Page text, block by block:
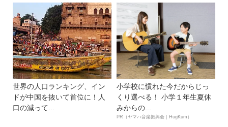
世界の人口ランキング、イン
ドが中国を抜いて首位に！人
口の減って...
小学校に慣れた今だからじっ
くり選べる！ 小学１年生夏休
みからの...
PR（ヤマハ音楽振興会｜HugKum）